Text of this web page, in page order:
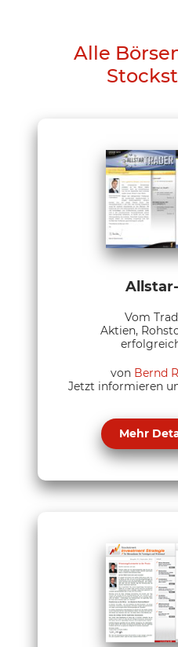
Alle
Vom
Aktien,
von Bernd
Jetzt informieren
Mehr